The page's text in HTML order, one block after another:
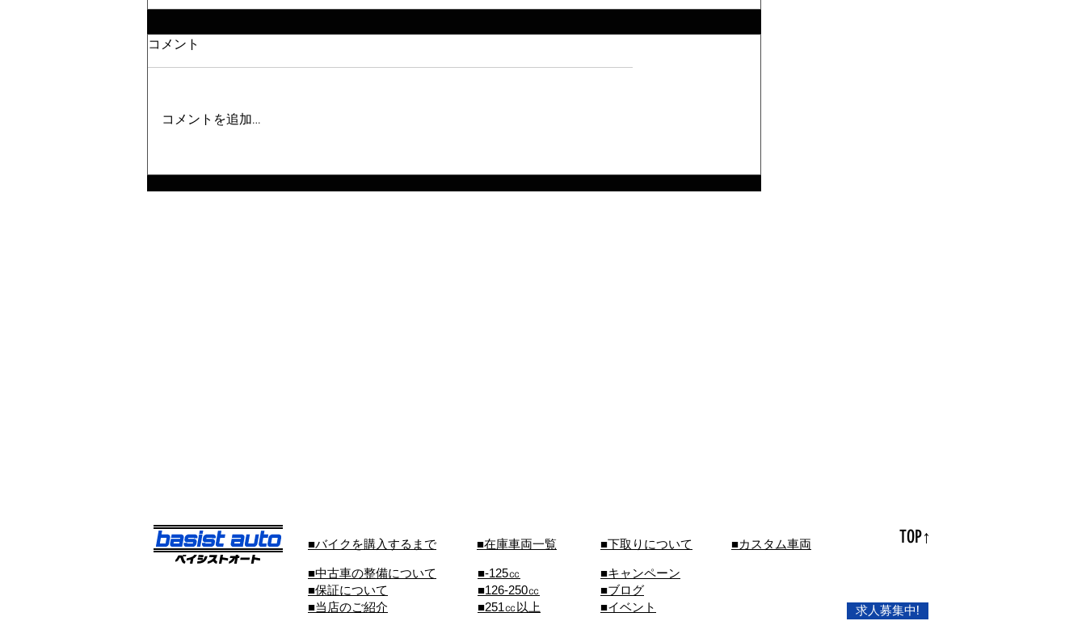
コメント
コメントを追加…
■バイクを購入するまで ■在庫車両一覧 ■下取りについて
■中古車の整備について
■保証について
■当店のご紹介
■-125㏄
■126-250㏄
■251㏄以上
■キャンペーン
■ブログ
■イベント
■カスタム車両 TOP↑
求人募集中!